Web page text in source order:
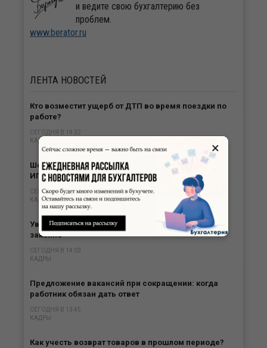
и ведите свою бухгалтерию без
проблем.
www.berator.ru
ЛЕНТА НОВОСТЕЙ
Кто возместит ущерб от ДТП во время поездки по
работе?
СЕГОДНЯ В 14:32
КАДРЫ
Шесть категорий граждан дают право компании и
ИП на субсидии за трудоустройство
СЕГОДНЯ В 14:22
КАДРЫ
Увольнение за подложный диплом при переводе
законно
СЕГОДНЯ В 14:03
КАДРЫ
Предложение вакансий при сокращении: когда
работник обязан дать ответ
СЕГОДНЯ В 13:45
КАДРЫ
Как учесть возврат товаров в прошлом периоде?
×